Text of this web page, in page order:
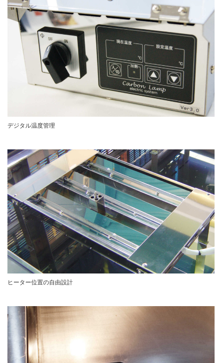
デジタル温度管理
ヒーター位置の自由設計